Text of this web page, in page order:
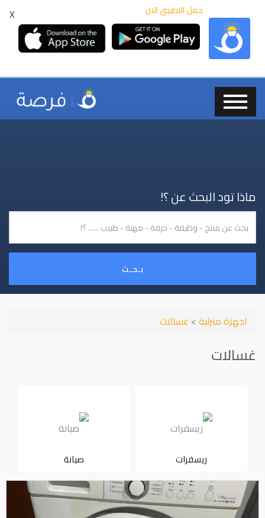
X حمل التطبيق الان
ماذا تود البحث عن ؟!
بـحـث
اجهزة منزلية> غسالات
غسالات
ريسفرات صيانة